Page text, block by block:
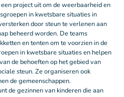
project uit om de weerbaarheid en
in kwetsbare situaties in
door steun te verlenen aan
beheerd worden. De teams
en tenten om te voorzien in de
in kwetsbare situaties en helpen
de behoeften op het gebied van
steun. Ze organiseren ook
de gemeenschappen.
de gezinnen van kinderen die aan